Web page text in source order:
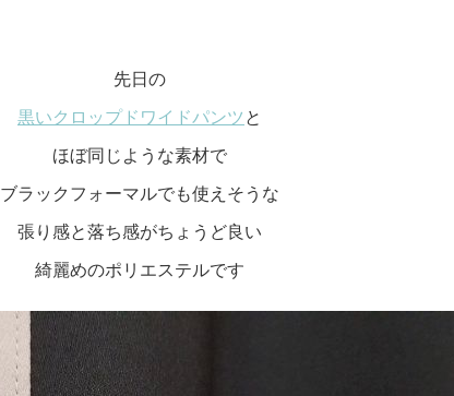
先日の
黒いクロップドワイドパンツ と
ほぼ同じような素材で
ブラックフォーマルでも使えそうな
張り感と落ち感がちょうど良い
綺麗めのポリエステルです